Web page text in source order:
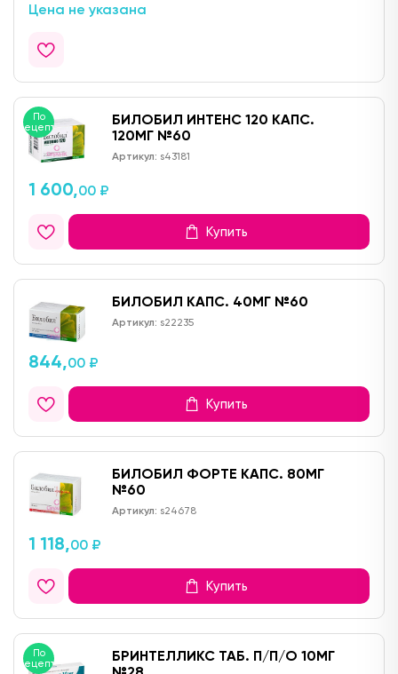
Цена не указана
По
рецепту
БИЛОБИЛ ИНТЕНС 120 КАПС.
120МГ №60
Артикул: s43181
1 600,00 ₽
Купить
БИЛОБИЛ КАПС. 40МГ №60
Артикул: s22235
844,00 ₽
Купить
БИЛОБИЛ ФОРТЕ КАПС. 80МГ
№60
Артикул: s24678
1 118,00 ₽
Купить
По
рецепту
БРИНТЕЛЛИКС ТАБ. П/П/О 10МГ